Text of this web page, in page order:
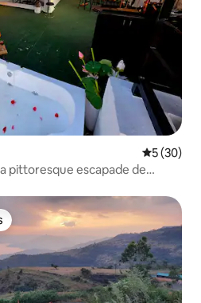
5 (30)
pittoresque escapade de